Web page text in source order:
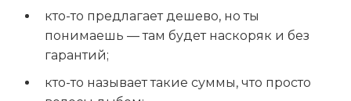
кто-то предлагает дешево, но ты
понимаешь — там будет наскоряк и без
гарантий;
кто-то называет такие суммы, что просто